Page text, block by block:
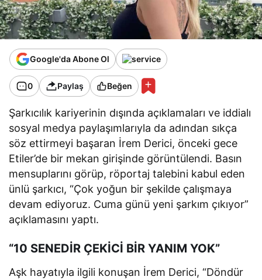
Google'da Abone Ol
0 Paylaş Beğen
Şarkıcılık kariyerinin dışında açıklamaları ve iddialı
sosyal medya paylaşımlarıyla da adından sıkça
söz ettirmeyi başaran İrem Derici, önceki gece
Etiler’de bir mekan girişinde görüntülendi. Basın
mensuplarını görüp, röportaj talebini kabul eden
ünlü şarkıcı, “Çok yoğun bir şekilde çalışmaya
devam ediyoruz. Cuma günü yeni şarkım çıkıyor”
açıklamasını yaptı.
“10 SENEDİR ÇEKİCİ BİR YANIM YOK”
Aşk hayatıyla ilgili konuşan İrem Derici, “Döndür